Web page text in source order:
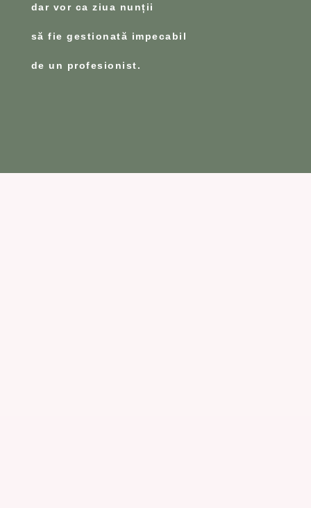
dar vor ca ziua nunții
să fie gestionată impecabil
de un profesionist.